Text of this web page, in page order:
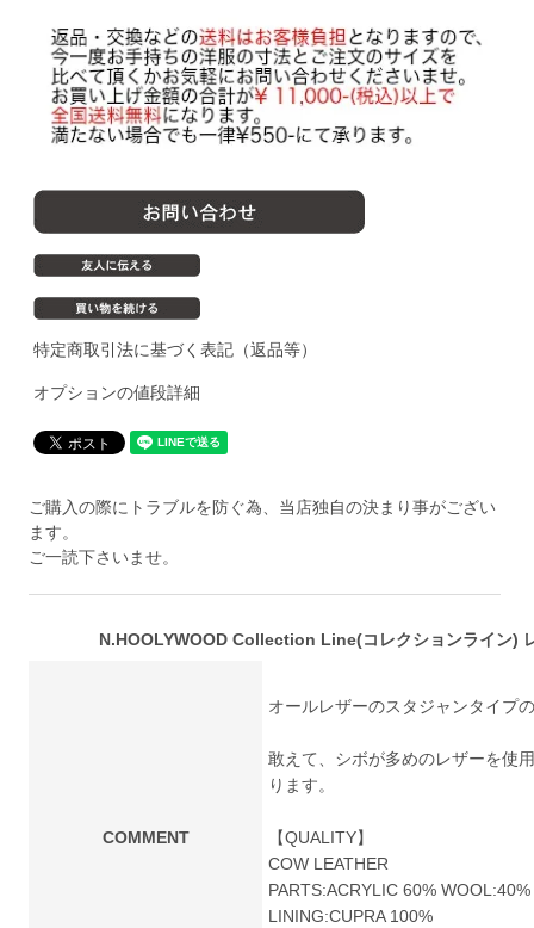
特定商取引法に基づく表記（返品等）
オプションの値段詳細
ご購入の際にトラブルを防ぐ為、当店独自の決まり事がござい
ます。
ご一読下さいませ。
N.HOOLYWOOD Collection Line(コレクションライン)
COMMENT
オールレザーのスタジャンタイプ
敢えて、シボが多めのレザーを使
ります。
【QUALITY】
COW LEATHER
PARTS:ACRYLIC 60% WOOL:40%
LINING:CUPRA 100%